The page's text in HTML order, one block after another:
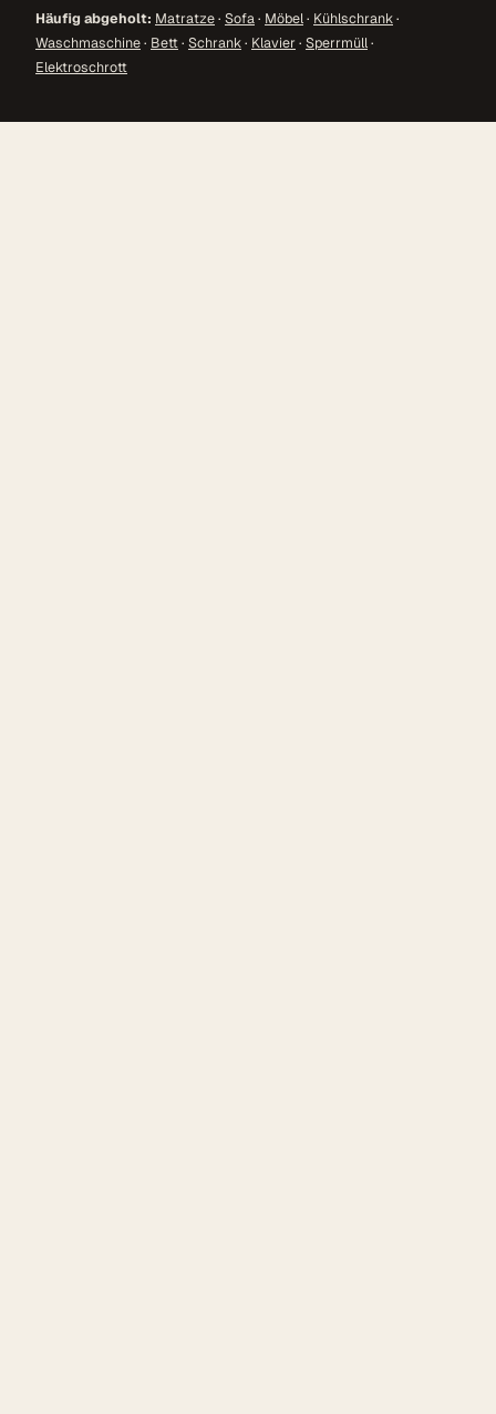
Häufig abgeholt: Matratze· Sofa· Möbel· Kühlschrank·
Waschmaschine· Bett· Schrank· Klavier · Sperrmüll·
Elektroschrott